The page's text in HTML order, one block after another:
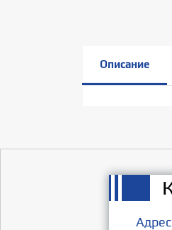
Описание